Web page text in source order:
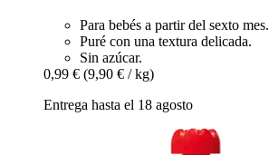
Para bebés a partir del sexto mes.
Puré con una textura delicada.
Sin azúcar.
0,99 € (9,90 € / kg)
Entrega hasta el 18 agosto